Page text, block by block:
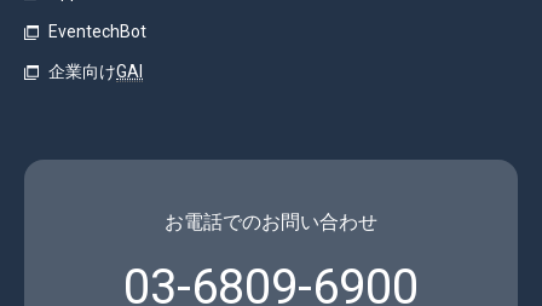
EventechBot
企業向けGAI
お電話でのお問い合わせ
03-6809-6900